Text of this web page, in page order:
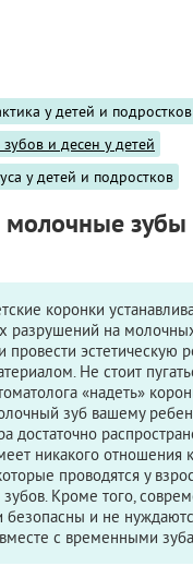
у детей и подростков
и десен у детей
у детей и подростков
зубы
коронки
разрушений на
провести эстетическую
Не стоит
«надеть»
зуб вашему
достаточно
никакого отношения
проводятся у
Кроме того,
безопасны и не
с временными